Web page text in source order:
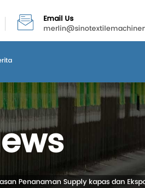
Email Us
Penanaman Supply kapas dan